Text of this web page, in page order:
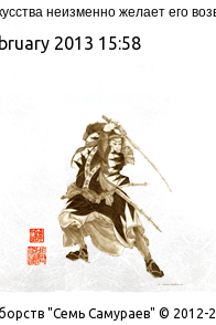
неизменно желает его
2013 15:58
"Семь Самураев" © 2012-